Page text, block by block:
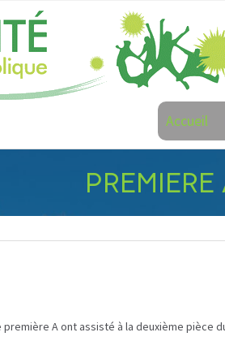
Accueil
A ont assisté à la deuxième pièce